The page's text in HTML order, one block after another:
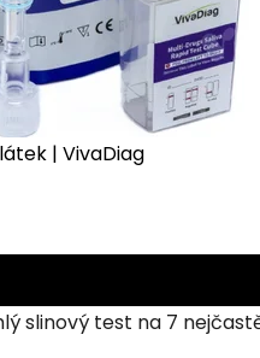
| VivaDiag
slinový test na 7